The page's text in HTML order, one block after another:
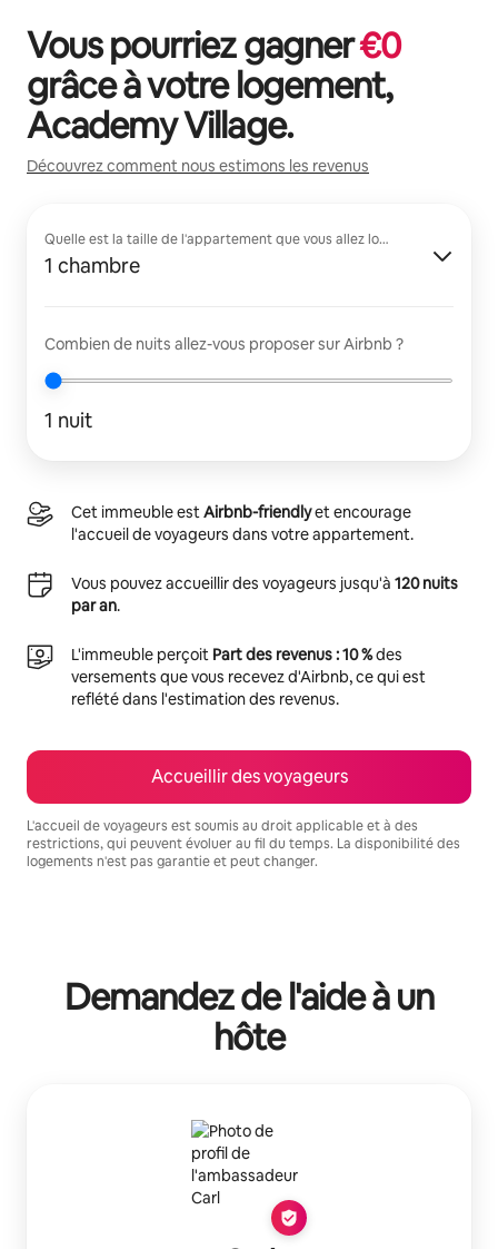
Vous pourriez gagner€0
grâce à votre logement,
Academy Village.
Découvrez comment nous estimons les revenus
Quelle est la taille de l'appartement que vous allez louer ?
1 chambre
Combien de nuits allez-vous proposer sur Airbnb ?
1 nuit
Cet immeuble estAirbnb-friendlyet encourage
l'accueil de voyageurs dans votre appartement.
Vous pouvez accueillir des voyageurs jusqu'à 120 nuits
par an.
L'immeuble perçoit Part des revenus : 10 %des
versements que vous recevez d'Airbnb, ce qui est
reflété dans l'estimation des revenus.
Accueillir des voyageurs
L'accueil de voyageurs est soumis au droit applicable et à des
restrictions, qui peuvent évoluer au fil du temps. La disponibilité des
logements n'est pas garantie et peut changer.
Demandez de l'aide à un
hôte